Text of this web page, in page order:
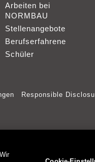
Arbeiten bei
NORMBAU
Stellenangebote
Berufserfahrene
Schüler
Responsible